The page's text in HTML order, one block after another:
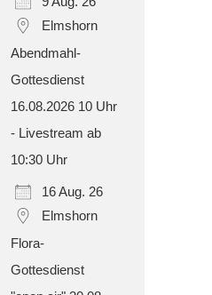
Elmshorn
Abendmahl-
Gottesdienst
16.08.2026 10 Uhr
- Livestream ab
10:30 Uhr
16 Aug. 26
Elmshorn
Flora-
Gottesdienst